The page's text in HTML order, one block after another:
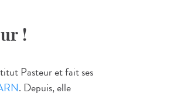
!
Pasteur et fait ses
. Depuis, elle